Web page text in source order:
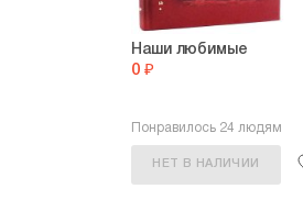
Наши любимые
0 ₽
Понравилось 24 людям
НЕТ В НАЛИЧИИ